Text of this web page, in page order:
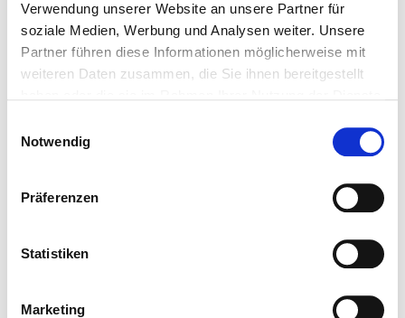
Verwendung unserer Website an unsere Partner für
soziale Medien, Werbung und Analysen weiter. Unsere
Partner führen diese Informationen möglicherweise mit
weiteren Daten zusammen, die Sie ihnen bereitgestellt
Notwendig
Präferenzen
Statistiken
Marketing